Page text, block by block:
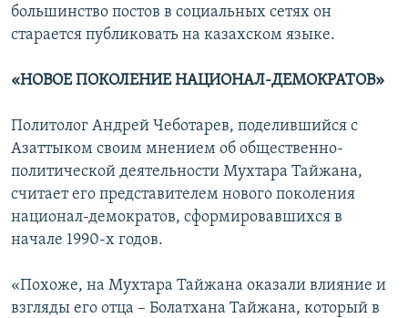
большинство постов в социальных сетях он
старается публиковать на казахском языке.
«НОВОЕ ПОКОЛЕНИЕ НАЦИОНАЛ-ДЕМОКРАТОВ»
Политолог Андрей Чеботарев, поделившийся с
Азаттыком своим мнением об общественно-
политической деятельности Мухтара Тайжана,
считает его представителем нового поколения
национал-демократов, сформировавшихся в
начале 1990-х годов.
«Похоже, на Мухтара Тайжана оказали влияние и
взгляды его отца – Болатхана Тайжана, который в